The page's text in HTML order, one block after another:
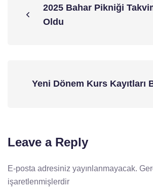
2025 Bahar Pikniği
Oldu
Yeni Dönem Kurs Kayıtları
Leave a Reply
E-posta adresiniz yayınlanmayacak.
işaretlenmişlerdir